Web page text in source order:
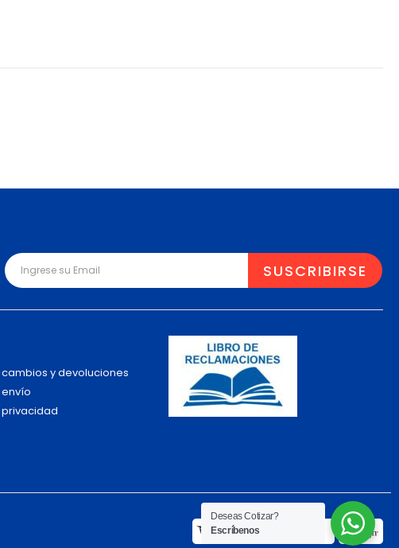
y devoluciones
Deseas Cotizar?
Escríbenos